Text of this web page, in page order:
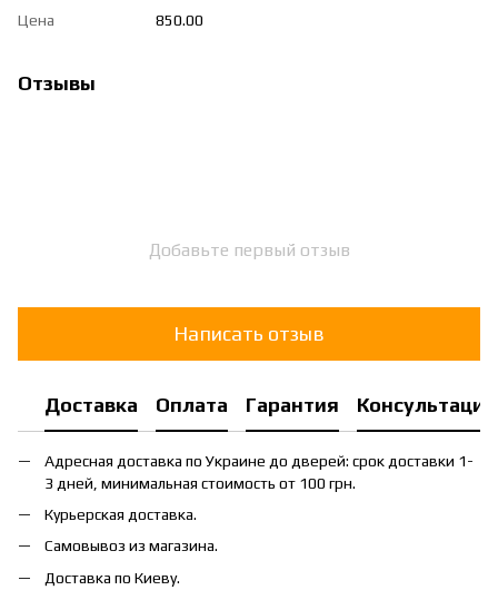
Цена 850.00
Отзывы
Добавьте первый отзыв
Написать отзыв
Доставка Оплата Гарантия Консультация
Адресная доставка по Украине до дверей: срок доставки 1-
3 дней, минимальная стоимость от 100 грн.
Курьерская доставка.
Самовывоз из магазина.
Доставка по Киеву.